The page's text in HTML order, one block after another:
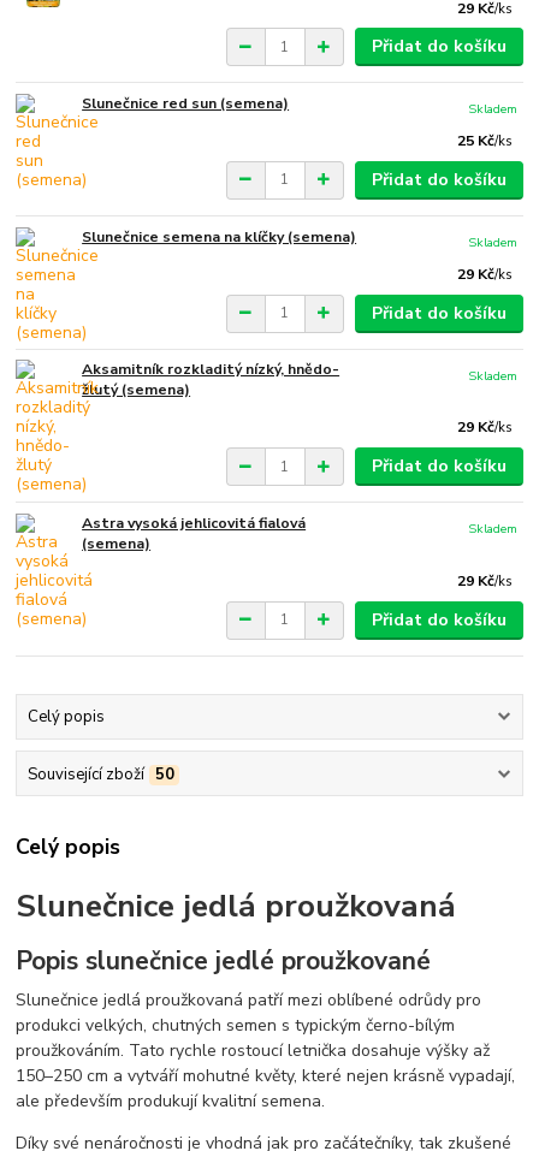
29 Kč/ks
Přidat do košíku
Slunečnice red sun (semena)
25 Kč/ks
Skladem
Přidat do košíku
Slunečnice semena na klíčky (semena)
29 Kč/ks
Skladem
Přidat do košíku
Aksamitník rozkladitý nízký, hnědo-
žlutý (semena)
29 Kč/ks
Skladem
Přidat do košíku
Astra vysoká jehlicovitá fialová
(semena)
29 Kč/ks
Skladem
Přidat do košíku
Celý popis
Související zboží 50
Celý popis
Slunečnice jedlá proužkovaná
Popis slunečnice jedlé proužkované
Slunečnice jedlá proužkovaná patří mezi oblíbené odrůdy pro
produkci velkých, chutných semen s typickým černo-bílým
proužkováním. Tato rychle rostoucí letnička dosahuje výšky až
150–250 cm a vytváří mohutné květy, které nejen krásně vypadají,
ale především produkují kvalitní semena.
Díky své nenáročnosti je vhodná jak pro začátečníky, tak zkušené